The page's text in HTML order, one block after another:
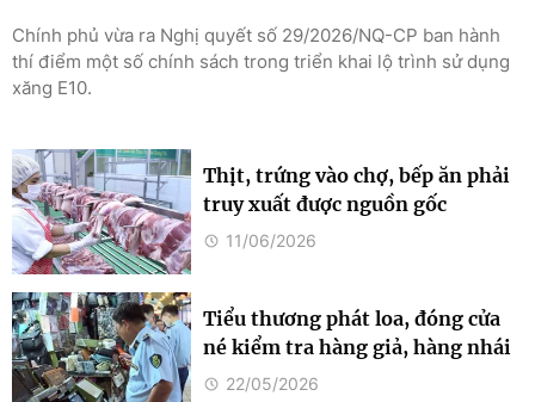
Chính phủ vừa ra Nghị quyết số 29/2026/NQ-CP ban hành
thí điểm một số chính sách trong triển khai lộ trình sử dụng
xăng E10.
Thịt, trứng vào chợ, bếp ăn phải
truy xuất được nguồn gốc
11/06/2026
Tiểu thương phát loa, đóng cửa
né kiểm tra hàng giả, hàng nhái
22/05/2026